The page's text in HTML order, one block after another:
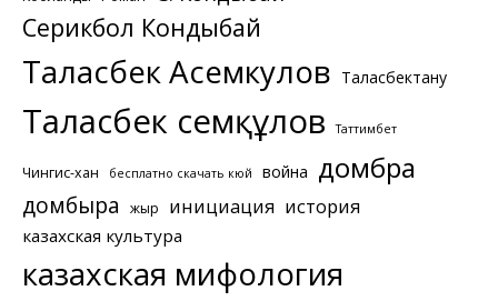
Серикбол Кондыбай
Таласбек Асемкулов Таласбектану
Таласбек Әсемқұлов Таттимбет
Чингис-хан бесплатно скачать кюй война домбра
домбыра жыр инициация история
казахская культура
казахская мифология